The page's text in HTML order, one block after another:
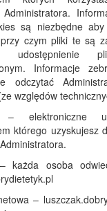
Administratora.
są niezbędne aby
przy czym pliki te są
udostępnienie
Informacje
odczytać
względów
– elektroniczne
którego uzyskujesz
każda osoba
–